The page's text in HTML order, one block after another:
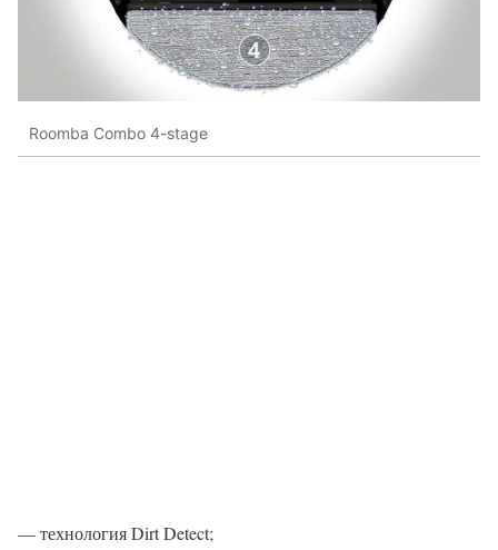
Roomba Combo 4-stage
— технология Dirt Detect;